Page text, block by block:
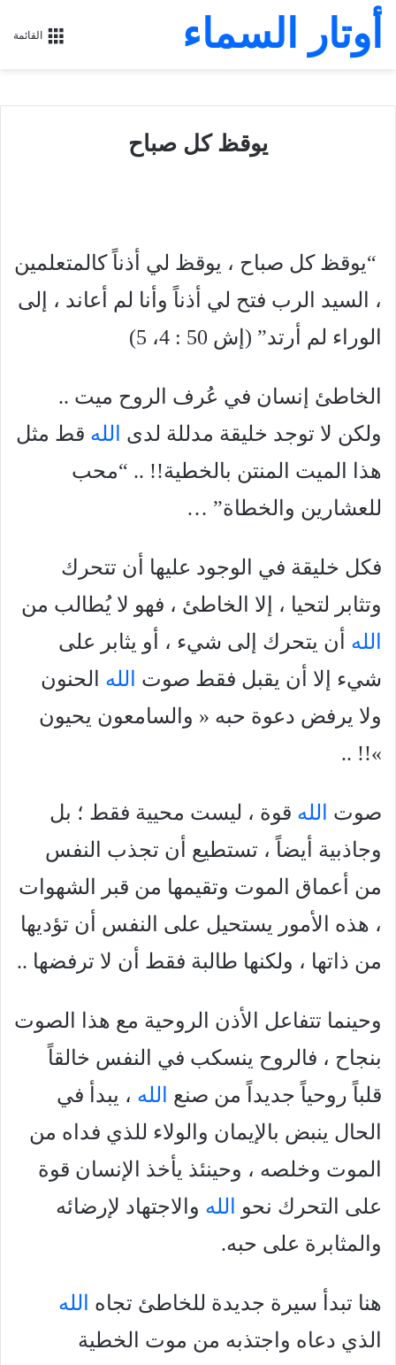
القائمة أوتار السماء
يوقظ كل صباح
“يوقظ كل صباح ، يوقظ لي أذناً كالمتعلمين
، السيد الرب فتح لي أذناً وأنا لم أعاند ، إلى
الوراء لم أرتد” (إش 50 : 4، 5)
الخاطئ إنسان في عُرف الروح ميت ..
ولكن لا توجد خليقة مدللة لدى
الله قط مثل
هذا الميت المنتن بالخطية!! .. “محب
للعشارين والخطاة” …
فكل خليقة في الوجود عليها أن تتحرك
وتثابر لتحيا ، إلا الخاطئ ، فهو لا يُطالب من
الله أن يتحرك إلى شيء ، أو يثابر على
شيء إلا أن يقبل فقط صوت
الله الحنون
ولا يرفض دعوة حبه « والسامعون يحيون
»!! ..
صوت الله قوة ، ليست محيية فقط ؛ بل
وجاذبية أيضاً ، تستطيع أن تجذب النفس
من أعماق الموت وتقيمها من قبر الشهوات
، هذه الأمور يستحيل على النفس أن تؤديها
من ذاتها ، ولكنها طالبة فقط أن لا ترفضها ..
وحينما تتفاعل الأذن الروحية مع هذا الصوت
بنجاح ، فالروح ينسكب في النفس خالقاً
قلباً روحياً جديداً من صنع
الله ، يبدأ في
الحال ينبض بالإيمان والولاء للذي فداه من
الموت وخلصه ، وحينئذ يأخذ الإنسان قوة
على التحرك نحو
الله والاجتهاد لإرضائه
والمثابرة على حبه.
هنا تبدأ سيرة جديدة للخاطئ تجاه
الله
الذي دعاه واجتذبه من موت الخطية